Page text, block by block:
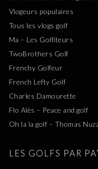
Vlogeurs populaires
Tous les vlogs golf
Ma – Les Golfiteurs
TwoBrothers Golf
Frenchy Golfeur
French Lefty Golf
Charles Damourette
Flo Alès – Peace and golf
Oh la la golf – Thomas
LES GOLFS PAR